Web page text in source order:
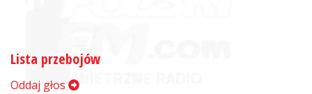
Lista przebojów
Oddaj głos